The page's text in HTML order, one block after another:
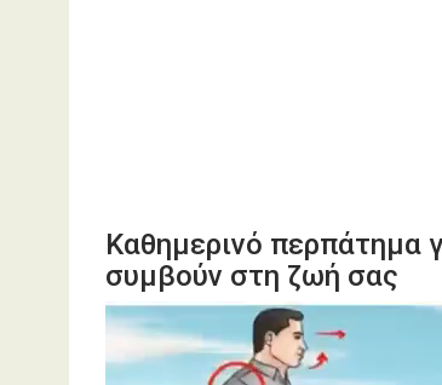
Καθημερινό περπάτημα
συμβούν στη ζωή σας
Πρόγραμμα
Αναπαραγωγής